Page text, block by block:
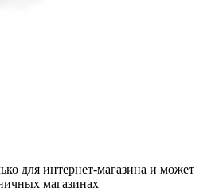
для интернет-магазина и может
магазинах